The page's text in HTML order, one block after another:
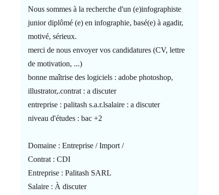
Nous sommes à la recherche d'un (e)infographiste
junior diplômé (e) en infographie, basé(e) à agadir,
motivé, sérieux.
merci de nous envoyer vos candidatures (CV, lettre
de motivation, ...)
bonne maîtrise des logiciels : adobe photoshop,
illustrator,.contrat : a discuter
entreprise : palitash s.a.r.lsalaire : a discuter
niveau d'études : bac +2
Domaine : Entreprise / Import /
Contrat : CDI
Entreprise : Palitash SARL
Salaire : À discuter